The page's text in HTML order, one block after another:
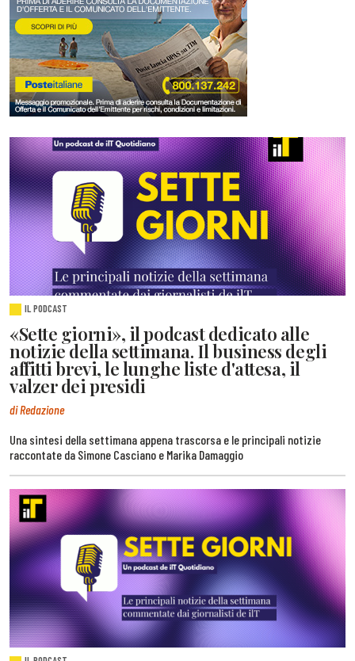
IL PODCAST
«Sette giorni», il podcast dedicato alle
notizie della settimana. Il business degli
affitti brevi, le lunghe liste d'attesa, il
valzer dei presidi
di Redazione
Una sintesi della settimana appena trascorsa e le principali notizie
raccontate da Simone Casciano e Marika Damaggio